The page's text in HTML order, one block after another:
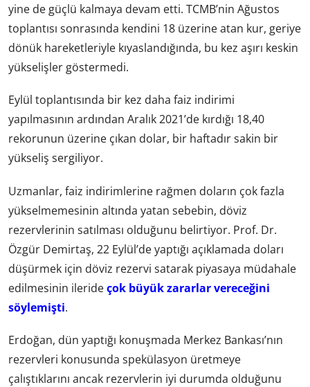
yine de güçlü kalmaya devam etti. TCMB’nin Ağustos
toplantısı sonrasında kendini 18 üzerine atan kur, geriye
dönük hareketleriyle kıyaslandığında, bu kez aşırı keskin
yükselişler göstermedi.
Eylül toplantısında bir kez daha faiz indirimi
yapılmasının ardından Aralık 2021’de kırdığı 18,40
rekorunun üzerine çıkan dolar, bir haftadır sakin bir
yükseliş sergiliyor.
Uzmanlar, faiz indirimlerine rağmen doların çok fazla
yükselmemesinin altında yatan sebebin, döviz
rezervlerinin satılması olduğunu belirtiyor. Prof. Dr.
Özgür Demirtaş, 22 Eylül’de yaptığı açıklamada doları
düşürmek için döviz rezervi satarak piyasaya müdahale
edilmesinin ilerideçok büyük zararlar vereceğini
söylemişti.
Erdoğan, dün yaptığı konuşmada Merkez Bankası’nın
rezervleri konusunda spekülasyon üretmeye
çalıştıklarını ancak rezervlerin iyi durumda olduğunu